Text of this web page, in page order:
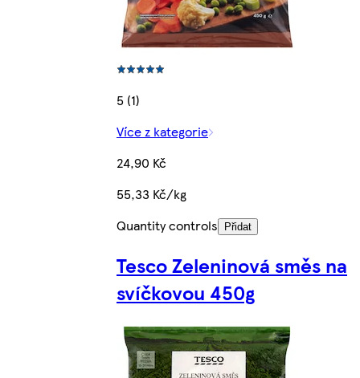
5 (1)
Více z kategorie
24,90 Kč
55,33 Kč/kg
Quantity controls
Přidat
Tesco Zeleninová směs na
svíčkovou 450g